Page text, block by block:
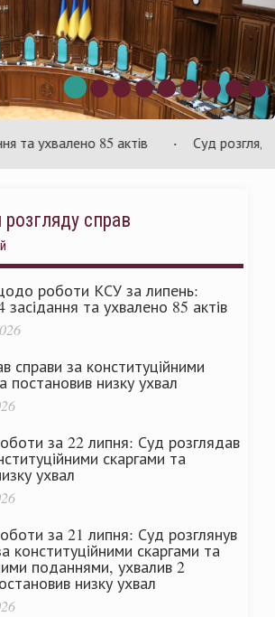
ухвалено 85 актів Суд розглядає
справ
роботи КСУ за липень:
та ухвалено 85 актів
справи за конституційними
постановив низку ухвал
за 22 липня: Суд розглядав
скаргами та
ухвал
за 21 липня: Суд розглянув
конституційними скаргами та
поданнями, ухвалив 2
низку ухвал